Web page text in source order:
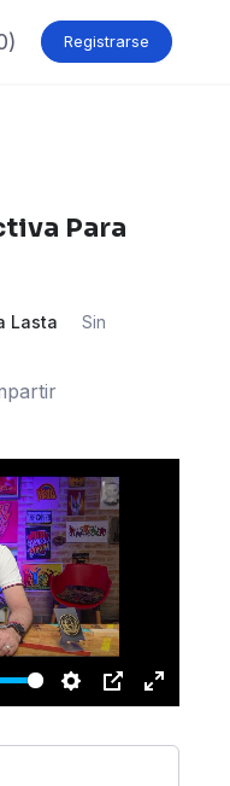
Registrarse
Para
Lasta
Sin
Settings
PIP
Enter